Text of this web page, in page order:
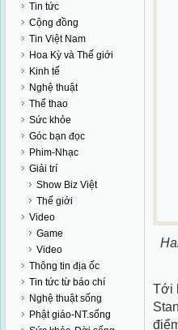
Tin tức
Cộng đồng
Tin Việt Nam
Hoa Kỳ và Thế giới
Kinh tế
Nghệ thuật
Thể thao
Sức khỏe
Góc bạn đọc
Phim-Nhạc
Giải trí
Show Biz Việt
Thế giới
Video
Game
Video
Thông tin địa ốc
Tin tức từ báo chí
Nghệ thuật sống
Phật giáo-NT.sống
Tới